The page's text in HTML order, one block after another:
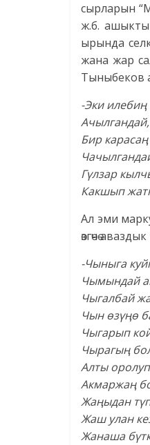
сырларын
ж.б.
ырында
жана жар
Тыныбеков
-Эки илебиң
Бир
Гүлзар
Какшып
Ал эми
өзгөчө
-Чыныга
Чымындай
Чыгалбай
Чын өзүңө
Чыгарып
Чырагың
Алты
Акмаржаң
Жаңыдан
Жаш улан
Жанаша